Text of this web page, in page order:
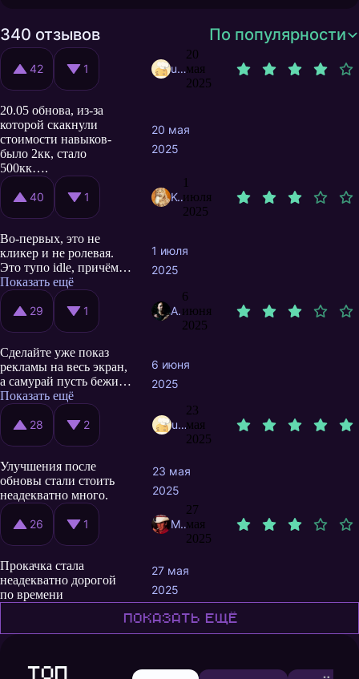
340 отзывов По популярности
42 1 user10741363
20
мая
2025
20.05 обнова, из-за
которой скакнули
стоимости навыков-
было 2кк, стало
500кк….
20 мая
2025
40 1 KoshakDAZ
1
июля
2025
Во-первых, это не
кликер и не ролевая.
Это тупо idle, причём в
довольно плохом
исполнении - игрокам
не выдаётся
информация в числах
поэтому при апгрейдах
непонятно - что
возросло и насколько, и
что выгоднее дальше
качать.
Показать ещё
1 июля
2025
29 1 ArsenZa
6
июня
2025
Сделайте уже показ
рекламы на весь экран,
а самурай пусть бежит
себе где-то там, чисто
теоретически. Все
равно от вас ничего не
зависит...
Показать ещё
6 июня
2025
28 2 user9487184
23
мая
2025
Улучшения после
обновы стали стоить
неадекватно много.
23 мая
2025
26 1 MayskiJuke
27
мая
2025
Прокачка стала
неадекватно дорогой
по времени
27 мая
2025
Показать ещё
Топ